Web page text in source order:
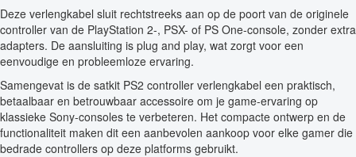
Deze verlengkabel sluit rechtstreeks aan op de poort van de originele
controller van de PlayStation 2-, PSX- of PS One-console, zonder extra
adapters. De aansluiting is plug and play, wat zorgt voor een
eenvoudige en probleemloze ervaring.
Samengevat is de satkit PS2 controller verlengkabel een praktisch,
betaalbaar en betrouwbaar accessoire om je game-ervaring op
klassieke Sony-consoles te verbeteren. Het compacte ontwerp en de
functionaliteit maken dit een aanbevolen aankoop voor elke gamer die
bedrade controllers op deze platforms gebruikt.